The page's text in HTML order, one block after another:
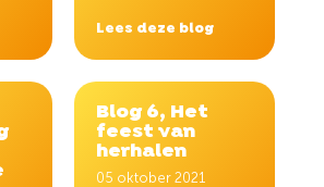
Lees deze blog
Blog 6, Het
feest van
herhalen
05 oktober 2021